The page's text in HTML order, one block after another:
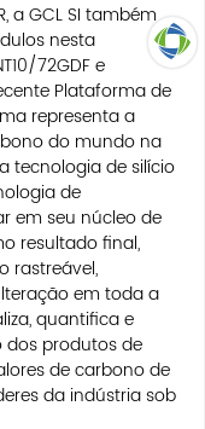
TOP
a GCL SI também
nesta
72GDF e
Plataforma de
representa a
do mundo na
tecnologia de silício
de
em seu núcleo de
resultado final,
rastreável,
em toda a
quantifica e
produtos de
de carbono de
da indústria sob